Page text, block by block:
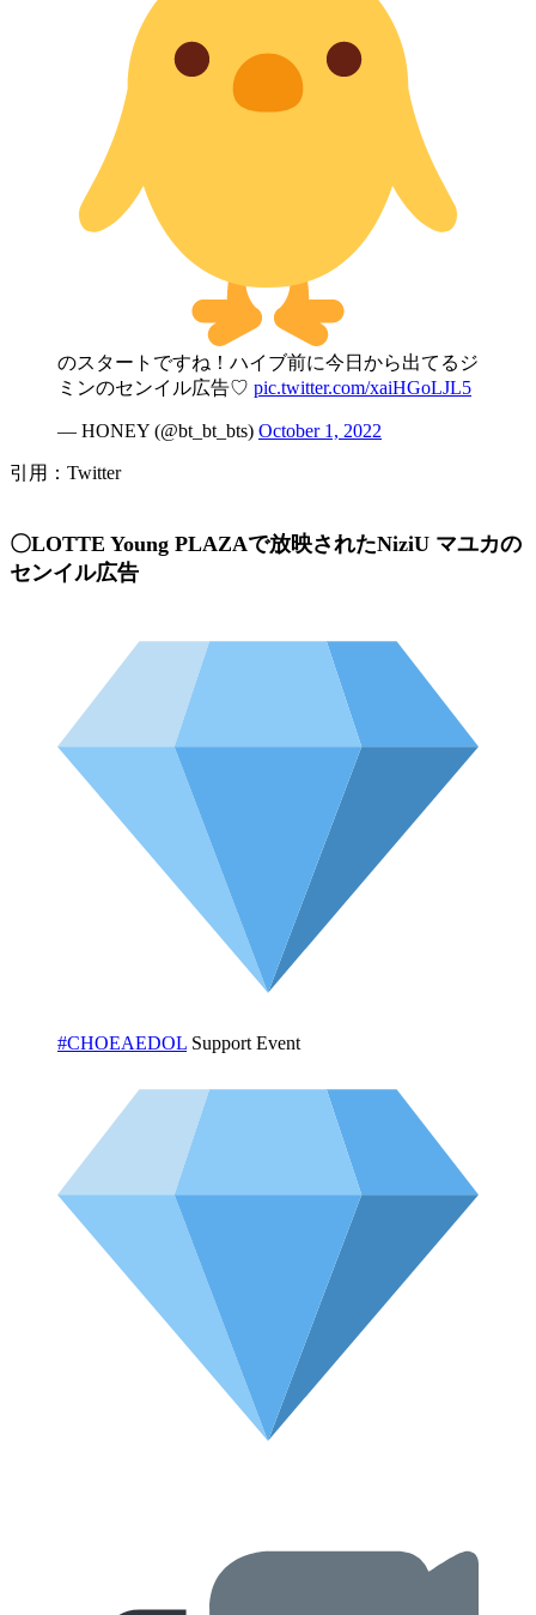
のスタートですね！ハイブ前に今日から出てるジ
ミンのセンイル広告♡ pic.twitter.com/xaiHGoLJL5
— HONEY (@bt_bt_bts) October 1, 2022
引用：Twitter
〇LOTTE Young PLAZAで放映されたNiziU マユカの
センイル広告
#CHOEAEDOL Support Event